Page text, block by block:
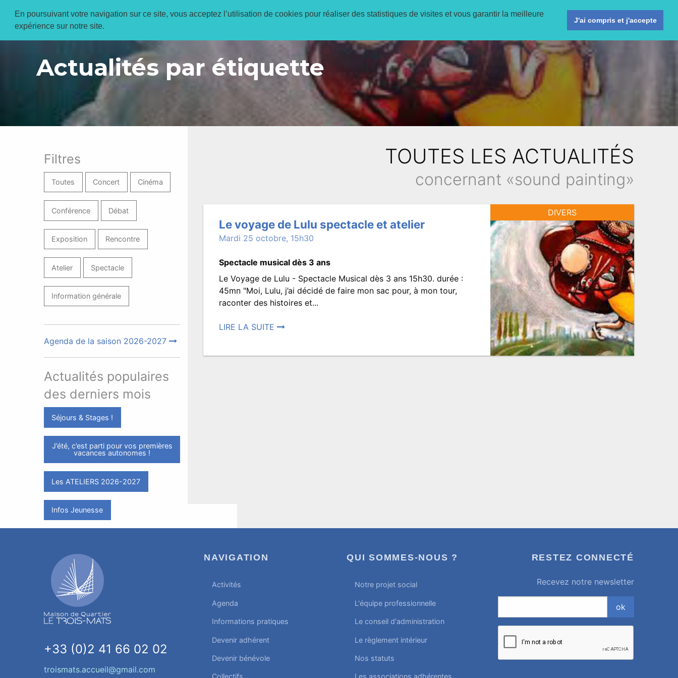
En poursuivant votre navigation sur ce site, vous acceptez l’utilisation de cookies pour réaliser des statistiques de visites et vous garantir la meilleure
expérience sur notre site.
J'ai compris et j'accepte
Réservations en ligne Activités Agenda Informations pratiques
Actualités par étiquette
Filtres
Toutes Concert Cinéma
Conférence Débat
Exposition Rencontre
Atelier Spectacle
Information générale
Agenda de la saison 2026-2027
Actualités populaires
des derniers mois
Séjours & Stages !
J’été, c’est parti pour vos premières
vacances autonomes !
Les ATELIERS 2026-2027
Infos Jeunesse
TOUTES LES ACTUALITÉS
concernant «sound painting»
Le voyage de Lulu spectacle et atelier
Mardi 25 octobre, 15h30
Spectacle musical dès 3 ans
Le
voyage
de
Le Voyage de Lulu - Spectacle Musical dès 3 ans 15h30. durée :
45mn "Moi, Lulu, j’ai décidé de faire mon sac pour, à mon tour,
raconter des histoires et...
LIRE LA SUITE
DIVERS
+33 (0)2 41 66 02 02
troismats.accueil@gmail.com
NAVIGATION
Activités
Agenda
Informations pratiques
Devenir adhérent
Devenir bénévole
QUI SOMMES-NOUS ?
Notre projet social
L'équipe professionnelle
Le conseil d'administration
Le règlement intérieur
Nos statuts
RESTEZ CONNECTÉ
Recevez notre newsletter